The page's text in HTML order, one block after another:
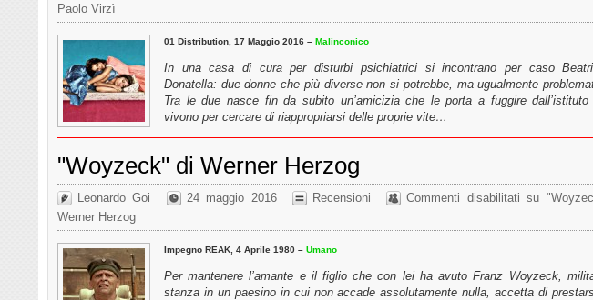
Paolo Virzì
01 Distribution, 17 Maggio 2016 – Malinconico
In una casa di cura per disturbi psichiatrici si incontrano per caso
Donatella: due donne che più diverse non si potrebbe, ma ugualmente
Tra le due nasce fin da subito un’amicizia che le porta a fuggire dall’istituto
vivono per cercare di riappropriarsi delle proprie vite…
"Woyzeck" di Werner Herzog
Leonardo Goi 24 maggio 2016 Recensioni Commenti disabilitati su
Werner Herzog
Impegno REAK, 4 Aprile 1980 – Umano
Per mantenere l’amante e il figlio che con lei ha avuto Franz Woyzeck,
stanza in un paesino in cui non accade assolutamente nulla, accetta di